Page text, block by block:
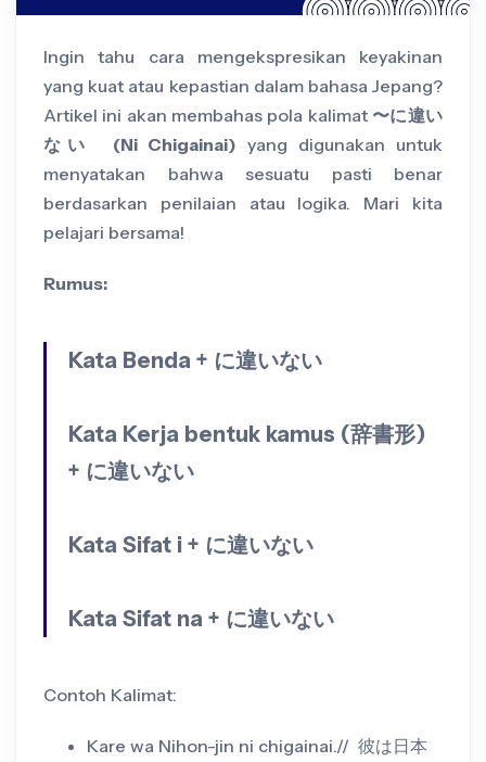
Ingin tahu cara mengekspresikan keyakinan
yang kuat atau kepastian dalam bahasa Jepang?
Artikel ini akan membahas pola kalimat 〜に違い
ない (Ni Chigainai)yang digunakan untuk
menyatakan bahwa sesuatu pasti benar
berdasarkan penilaian atau logika. Mari kita
pelajari bersama!
Rumus:
Kata Benda + に違いない
Kata Kerja bentuk kamus (辞書形)
+ に違いない
Kata Sifat i + に違いない
Kata Sifat na + に違いない
Contoh Kalimat:
Kare wa Nihon-jin ni chigainai.// 彼は日本